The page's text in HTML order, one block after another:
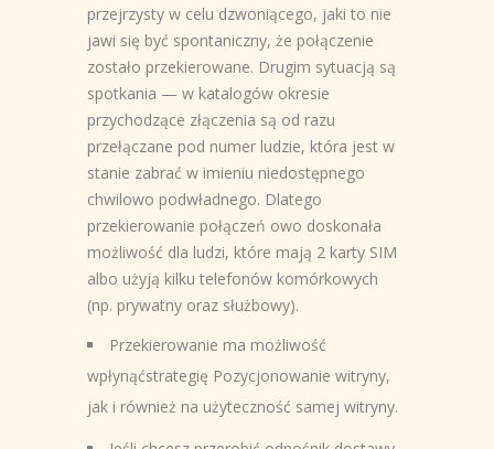
przejrzysty w celu dzwoniącego, jaki to nie
jawi się być spontaniczny, że połączenie
zostało przekierowane. Drugim sytuacją są
spotkania — w katalogów okresie
przychodzące złączenia są od razu
przełączane pod numer ludzie, która jest w
stanie zabrać w imieniu niedostępnego
chwilowo podwładnego. Dlatego
przekierowanie połączeń owo doskonała
możliwość dla ludzi, które mają 2 karty SIM
albo użyją kilku telefonów komórkowych
(np. prywatny oraz służbowy).
Przekierowanie ma możliwość
wpłynąćstrategię Pozycjonowanie witryny,
jak i również na użyteczność samej witryny.